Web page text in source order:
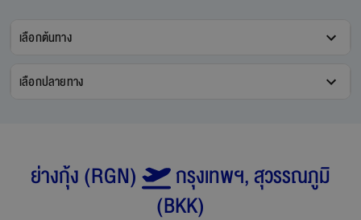
เลือกต้นทาง
เลือกปลายทาง
ย่างกุ้ง(RGN)
กรุงเทพฯ, สุวรรณภูมิ
(BKK)